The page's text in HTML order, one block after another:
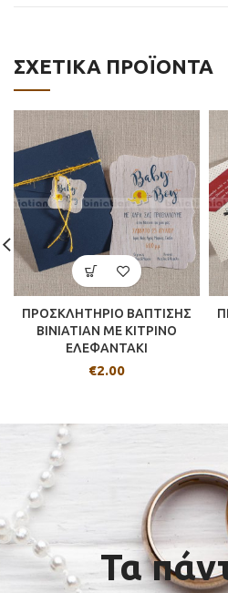
ΣΧΕΤΙΚΆ ΠΡΟΪΌΝΤΑ
ΠΡΟΣΚΛΗΤΗΡΙΟ ΒΑΠΤΙΣΗΣ
BINIATIAN ME ΚΙΤΡΙΝΟ
ΕΛΕΦΑΝΤΑΚΙ
€2.00
Τα